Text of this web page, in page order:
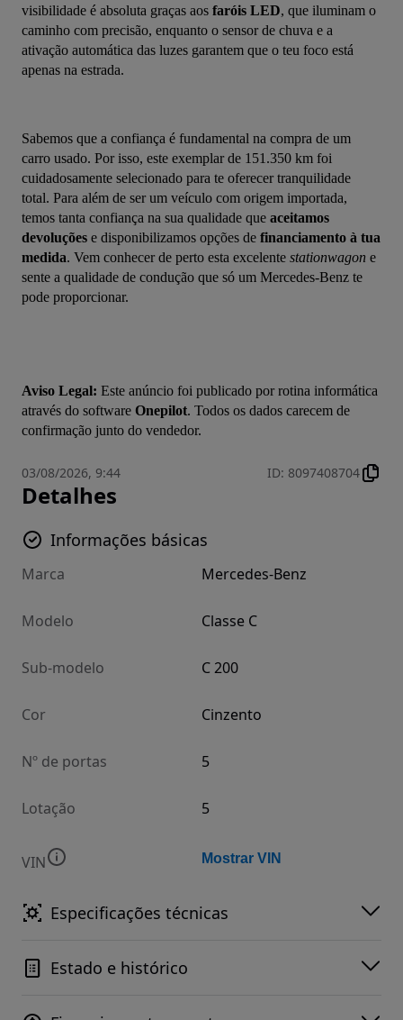
visibilidade é absoluta graças aos faróis LED, que iluminam o
caminho com precisão, enquanto o sensor de chuva e a
ativação automática das luzes garantem que o teu foco está
apenas na estrada.
Sabemos que a confiança é fundamental na compra de um
carro usado. Por isso, este exemplar de 151.350 km foi
cuidadosamente selecionado para te oferecer tranquilidade
total. Para além de ser um veículo com origem importada,
temos tanta confiança na sua qualidade que aceitamos
devoluções e disponibilizamos opções de financiamento à tua
medida. Vem conhecer de perto esta excelente stationwagon e
sente a qualidade de condução que só um Mercedes-Benz te
pode proporcionar.
Aviso Legal: Este anúncio foi publicado por rotina informática
através do software Onepilot. Todos os dados carecem de
confirmação junto do vendedor.
03/08/2026, 9:44 ID: 8097408704
Detalhes
Informações básicas
Marca Mercedes-Benz
Modelo Classe C
Sub-modelo C 200
Cor Cinzento
Nº de portas 5
Lotação 5
VIN Mostrar VIN
Especificações técnicas
Estado e histórico